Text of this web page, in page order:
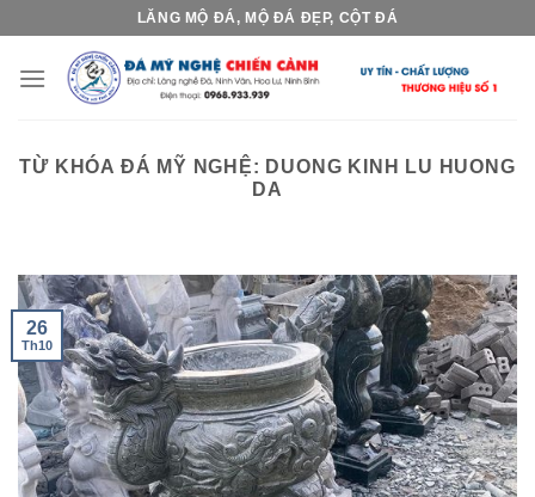
content
LĂNG MỘ ĐÁ, MỘ ĐÁ ĐẸP, CỘT ĐÁ
TỪ KHÓA ĐÁ MỸ NGHỆ: DUONG KINH LU HUONG
DA
26
Th10